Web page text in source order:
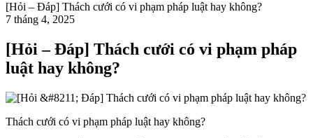
[Hỏi – Đáp] Thách cưới có vi phạm pháp luật hay không?
7 tháng 4, 2025
[Hỏi – Đáp] Thách cưới có vi phạm pháp
luật hay không?
Thách cưới có vi phạm pháp luật hay không?